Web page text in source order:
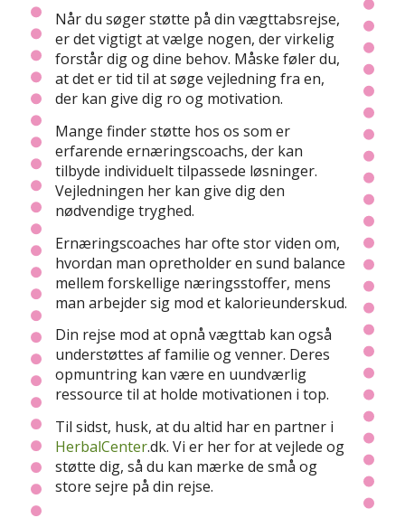
Når du søger støtte på din vægttabsrejse,
er det vigtigt at vælge nogen, der virkelig
forstår dig og dine behov. Måske føler du,
at det er tid til at søge vejledning fra en,
der kan give dig ro og motivation.
Mange finder støtte hos os som er
erfarende ernæringscoachs, der kan
tilbyde individuelt tilpassede løsninger.
Vejledningen her kan give dig den
nødvendige tryghed.
Ernæringscoaches har ofte stor viden om,
hvordan man opretholder en sund balance
mellem forskellige næringsstoffer, mens
man arbejder sig mod et kalorieunderskud.
Din rejse mod at opnå vægttab kan også
understøttes af familie og venner. Deres
opmuntring kan være en uundværlig
ressource til at holde motivationen i top.
Til sidst, husk, at du altid har en partner i
HerbalCenter.dk. Vi er her for at vejlede og
støtte dig, så du kan mærke de små og
store sejre på din rejse.